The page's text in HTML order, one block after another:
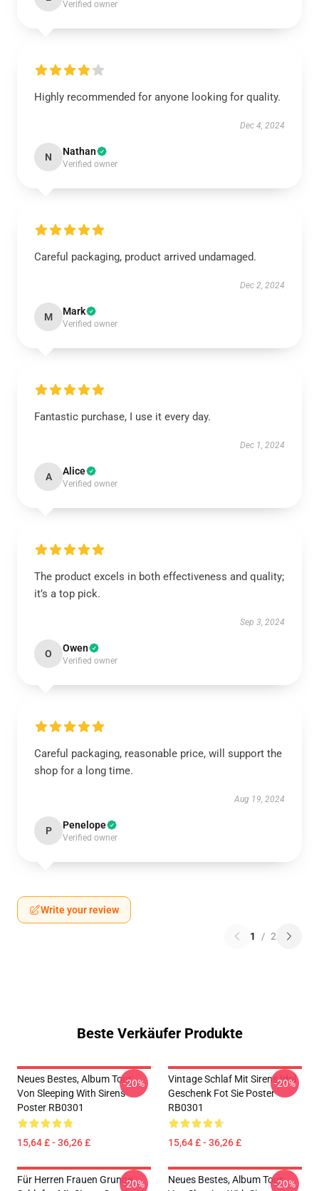
Verified owner
Highly recommended for anyone looking for quality.
Dec 4, 2024
N Nathan
Verified owner
Careful packaging, product arrived undamaged.
Dec 2, 2024
M Mark
Verified owner
Fantastic purchase, I use it every day.
Dec 1, 2024
A Alice
Verified owner
The product excels in both effectiveness and quality;
it’s a top pick.
Sep 3, 2024
O Owen
Verified owner
Careful packaging, reasonable price, will support the
shop for a long time.
Aug 19, 2024
P Penelope
Verified owner
Write your review
1 / 2
Beste Verkäufer Produkte
Neues Bestes, Album Tour
Von Sleeping With Sirens
Poster RB0301
15,64 £ - 36,26 £
-20%
Vintage Schlaf Mit Sirens Idol
Geschenk Fot Sie Poster
RB0301
15,64 £ - 36,26 £
-20%
Für Herren Frauen Grunge-20%
Neues Bestes, Album Tour-20%